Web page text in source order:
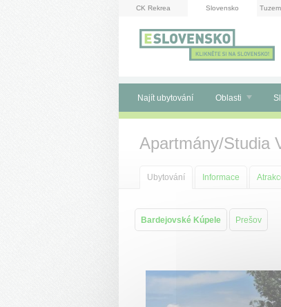
CK Rekrea Slovensko
Najít ubytování Oblasti
Apartmány/Studia
Ubytování Informace
Bardejovské Kúpele Prešov